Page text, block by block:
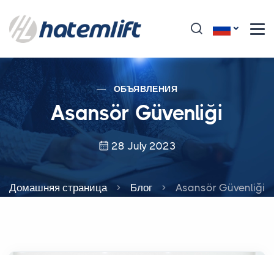
ОБЪЯВЛЕНИЯ
Asansör Güvenliği
28 July 2023
Домашняя страница Блог Asansör Güvenliği